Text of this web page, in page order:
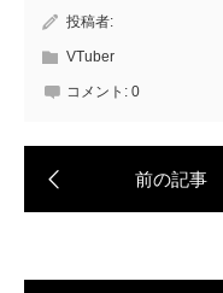
投稿者:
VTuber
コメント: 0